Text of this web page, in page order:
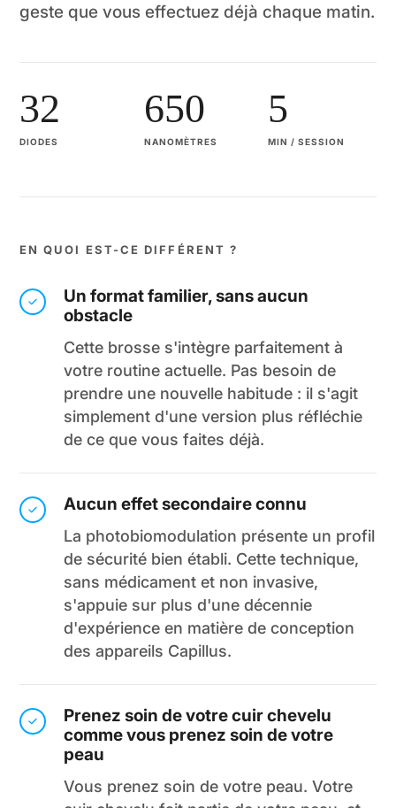
geste que vous effectuez déjà chaque matin.
32
DIODES
650
NANOMÈTRES
5
MIN / SESSION
EN QUOI EST-CE DIFFÉRENT ?
Un format familier, sans aucun
obstacle
Cette brosse s'intègre parfaitement à
votre routine actuelle. Pas besoin de
prendre une nouvelle habitude : il s'agit
simplement d'une version plus réfléchie
de ce que vous faites déjà.
Aucun effet secondaire connu
La photobiomodulation présente un profil
de sécurité bien établi. Cette technique,
sans médicament et non invasive,
s'appuie sur plus d'une décennie
d'expérience en matière de conception
des appareils Capillus.
Prenez soin de votre cuir chevelu
comme vous prenez soin de votre
peau
Vous prenez soin de votre peau. Votre